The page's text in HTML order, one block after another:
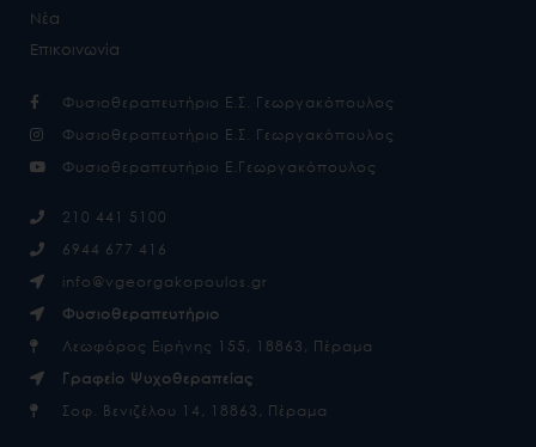
Νέα
Επικοινωνία
Φυσιοθεραπευτήριο Ε.Σ. Γεωργακόπουλος
Φυσιοθεραπευτήριο Ε.Σ. Γεωργακόπουλος
Φυσιοθεραπευτήριο Ε.Γεωργακόπουλος
210 441 5100
6944 677 416
info@vgeorgakopoulos.gr
Φυσιοθεραπευτήριο
Λεωφόρος Ειρήνης 155, 18863, Πέραμα
Γραφείο Ψυχοθεραπείας
Σοφ. Βενιζέλου 14, 18863, Πέραμα